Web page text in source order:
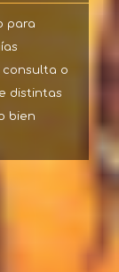
para
consulta o
distintas
bien